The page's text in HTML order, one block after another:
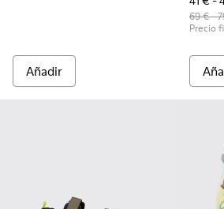
Añadir
69 € -
Precio